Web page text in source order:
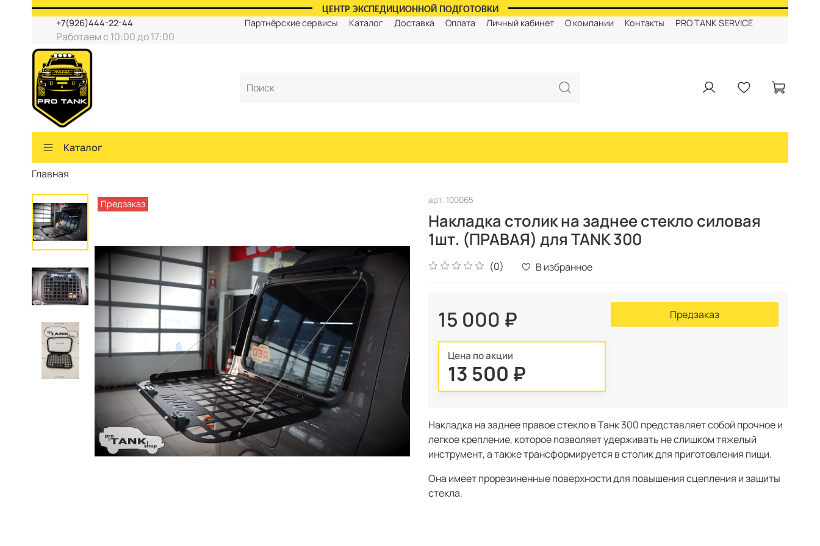
ЦЕНТР ЭКСПЕДИЦИОННОЙ ПОДГОТОВКИ
Партнёрские сервисы Каталог Доставка Оплата Личный кабинет О компании Контакты PRO TANK SERVICE
Работаем с 10:00 до 17:00
+7(926)444-22-44
Каталог
Главная
Предзаказ арт. 100065
Накладка столик на заднее стекло силовая
1шт. (ПРАВАЯ) для TANK 300
(0) В избранное
15 000 ₽
Цена по акции
13 500 ₽
Предзаказ
Накладка на заднее правое стекло в Танк 300 представляет собой прочное и
легкое крепление, которое позволяет удерживать не слишком тяжелый
инструмент, а также трансформируется в столик для приготовления пищи.
Она имеет прорезиненные поверхности для повышения сцепления и защиты
стекла.